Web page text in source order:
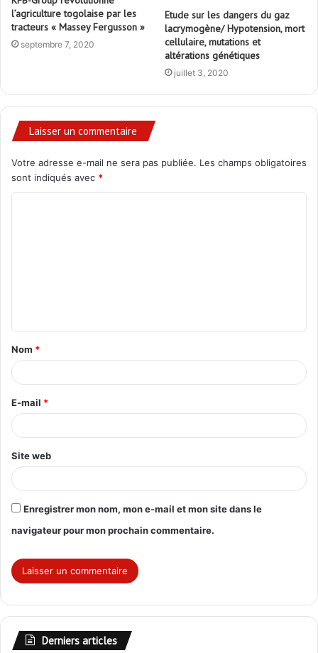
l’agriculture togolaise par les
tracteurs « Massey Fergusson »
septembre 7, 2020
Etude sur les dangers du gaz
lacrymogène/ Hypotension, mort
cellulaire, mutations et
altérations génétiques
juillet 3, 2020
Laisser un commentaire
Votre adresse e-mail ne sera pas publiée. Les champs obligatoires
sont indiqués avec *
t
a
e
*
Nom *
E-mail *
Site web
Enregistrer mon nom, mon e-mail et mon site dans le
navigateur pour mon prochain commentaire.
Derniers articles